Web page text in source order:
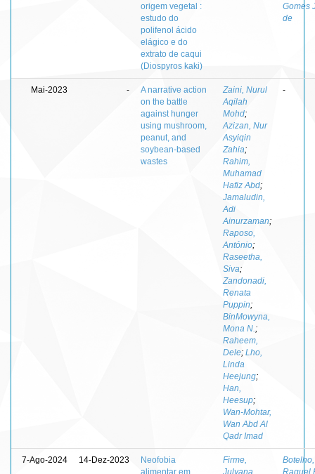
origem vegetal :
estudo do
polifenol ácido
elágico e do
extrato de caqui
(Diospyros kaki)
Gomes
de
Mai-2023 -
A narrative action
on the battle
against hunger
using mushroom,
peanut, and
soybean-based
wastes
Zaini, Nurul
Aqilah
Mohd;
Azizan, Nur
Asyiqin
Zahia;
Rahim,
Muhamad
Hafiz Abd;
Jamaludin,
Adi
Ainurzaman;
Raposo,
António;
Raseetha,
Siva;
Zandonadi,
Renata
Puppin;
BinMowyna,
Mona N. ;
Raheem,
Dele; Lho,
Linda
Heejung;
Han,
Heesup;
Wan-Mohtar,
Wan Abd Al
Qadr Imad
-
7-Ago-2024 14-Dez-2023
Neofobia
alimentar em
Firme,
Julyana
Botelho,
Raquel